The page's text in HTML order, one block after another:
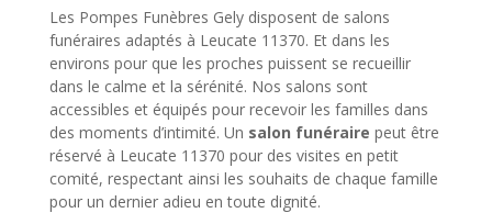
Les Pompes Funèbres Gely disposent de salons
funéraires adaptés à Leucate 11370. Et dans les
environs pour que les proches puissent se recueillir
dans le calme et la sérénité. Nos salons sont
accessibles et équipés pour recevoir les familles dans
des moments d’intimité. Un salon funéraire peut être
réservé à Leucate 11370 pour des visites en petit
comité, respectant ainsi les souhaits de chaque famille
pour un dernier adieu en toute dignité.